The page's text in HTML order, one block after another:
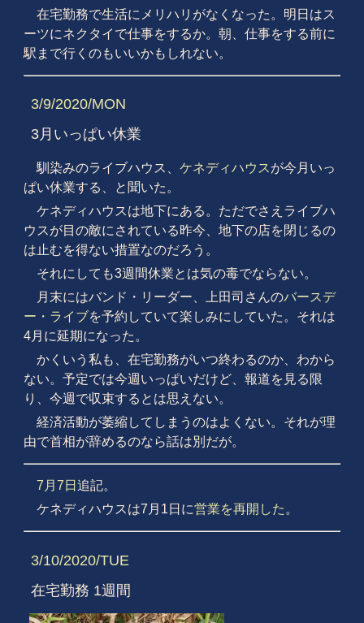
在宅勤務で生活にメリハリがなくなった。明日はス
ーツにネクタイで仕事をするか。朝、仕事をする前に
駅まで行くのもいいかもしれない。
3/9/2020/MON
3月いっぱい休業
馴染みのライブハウス、 ケネディハウスが今月いっ
ぱい休業する、と聞いた。
ケネディハウスは地下にある。ただでさえライブハ
ウスが目の敵にされている昨今、地下の店を閉じるの
は止むを得ない措置なのだろう。
それにしても3週間休業とは気の毒でならない。
月末にはバンド・リーダー、上田司さんのバースデ
ー・ライブを予約していて楽しみにしていた。それは
4月に延期になった。
かくいう私も、在宅勤務がいつ終わるのか、わから
ない。予定では今週いっぱいだけど、報道を見る限
り、今週で収束するとは思えない。
経済活動が萎縮してしまうのはよくない。それが理
由で首相が辞めるのなら話は別だが。
7月7日 追記。
ケネディハウスは7月1日に営業を再開した。
3/10/2020/TUE
在宅勤務 1週間